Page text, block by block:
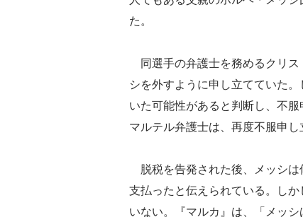
た。
同選手の弁護士を務めるクリス
シを外すように申し立てていた
いた可能性があると判断し、不
マルテル弁護士は、再度不服申し
脱税を告発された後、メッシは
支払ったと伝えられている。し
いない。『マルカ』は、「メッ